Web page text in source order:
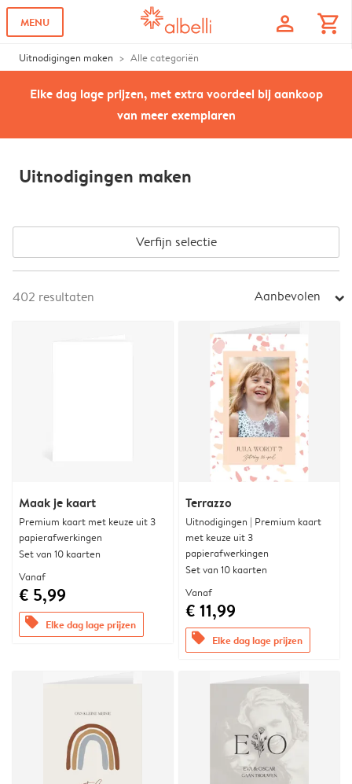
MENU profile shopping_cart
Uitnodigingen maken Alle categoriën
Elke dag lage prijzen, met extra voordeel bij aankoop
van meer exemplaren
Uitnodigingen maken
Verfijn selectie
402 resultaten Aanbevolen arrow_right
Maak je kaart
Premium kaart met keuze uit 3
papierafwerkingen
Set van 10 kaarten
Vanaf
€ 5,99
offers Elke dag lage prijzen
Terrazzo
Uitnodigingen | Premium kaart
met keuze uit 3
papierafwerkingen
Set van 10 kaarten
Vanaf
€ 11,99
offers Elke dag lage prijzen